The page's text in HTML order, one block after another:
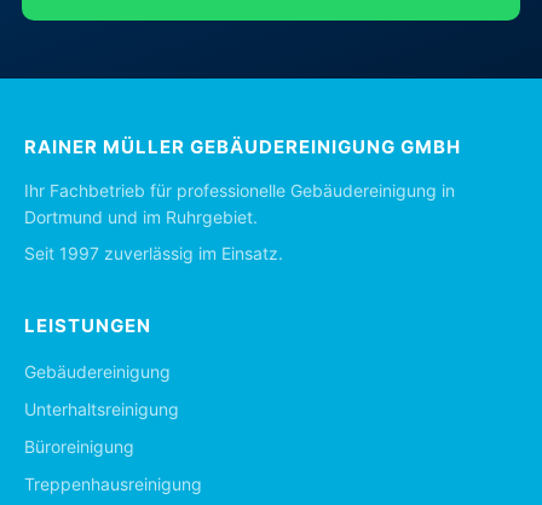
RAINER MÜLLER GEBÄUDEREINIGUNG GMBH
Ihr Fachbetrieb für professionelle Gebäudereinigung in
Dortmund und im Ruhrgebiet.
Seit 1997 zuverlässig im Einsatz.
LEISTUNGEN
Gebäudereinigung
Unterhaltsreinigung
Büroreinigung
Treppenhausreinigung